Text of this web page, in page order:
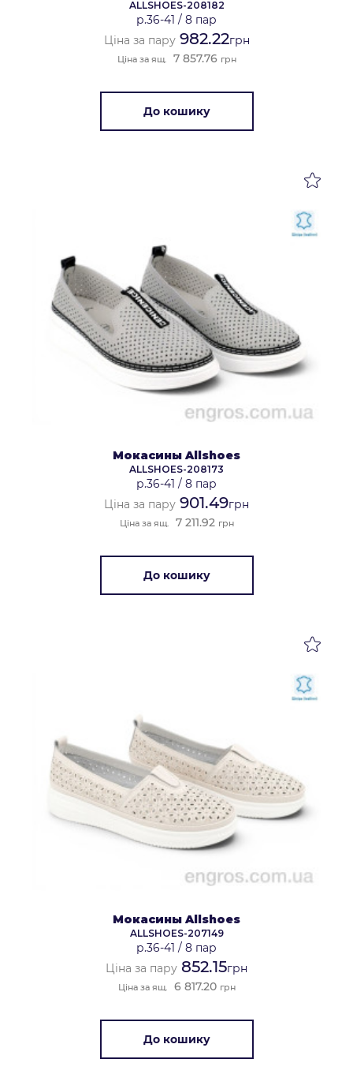
ALLSHOES-208182
р.36-41 / 8 пар
Ціна за пару982.22грн
Ціна за ящ. 7 857.76 грн
До кошику
Мокасины Allshoes
ALLSHOES-208173
р.36-41 / 8 пар
Ціна за пару 901.49грн
Ціна за ящ. 7 211.92 грн
До кошику
Мокасины Allshoes
ALLSHOES-207149
р.36-41 / 8 пар
Ціна за пару 852.15грн
Ціна за ящ. 6 817.20 грн
До кошику